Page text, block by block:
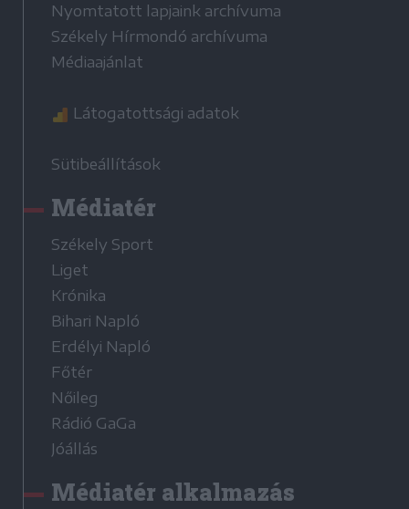
Nyomtatott lapjaink archívuma
Székely Hírmondó archívuma
Médiaajánlat
Látogatottsági adatok
Sütibeállítások
Médiatér
Székely Sport
Liget
Krónika
Bihari Napló
Erdélyi Napló
Főtér
Nőileg
Rádió GaGa
Jóállás
Médiatér alkalmazás